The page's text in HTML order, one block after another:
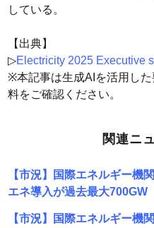
している。
【出典】
▷Electricity 2025 Executive
※本記事は生成AIを活用し
料をご確認ください。
関連ニ
【市況】国際エネルギー機
エネ導入が過去最大700GW
【市況】国際エネルギー機